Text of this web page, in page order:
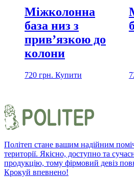
Міжколонна
база низ з
прив’язкою до
колони
720 грн. Купити
Політеп стане вашим надійним
території. Якісно, доступно та
продукцію, тому фірмовий девіз
Крокуй впевнено!